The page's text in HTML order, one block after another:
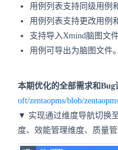
用例列表支持同级用例
用例列表支持更改用例
支持导入Xmind脑图文件
用例可导出为脑图文件。
本期优化的全部需求和Bug
oft/zentaopms/blob/
▼ 实现通过维度导航切换
度、效能管理维度、质量管